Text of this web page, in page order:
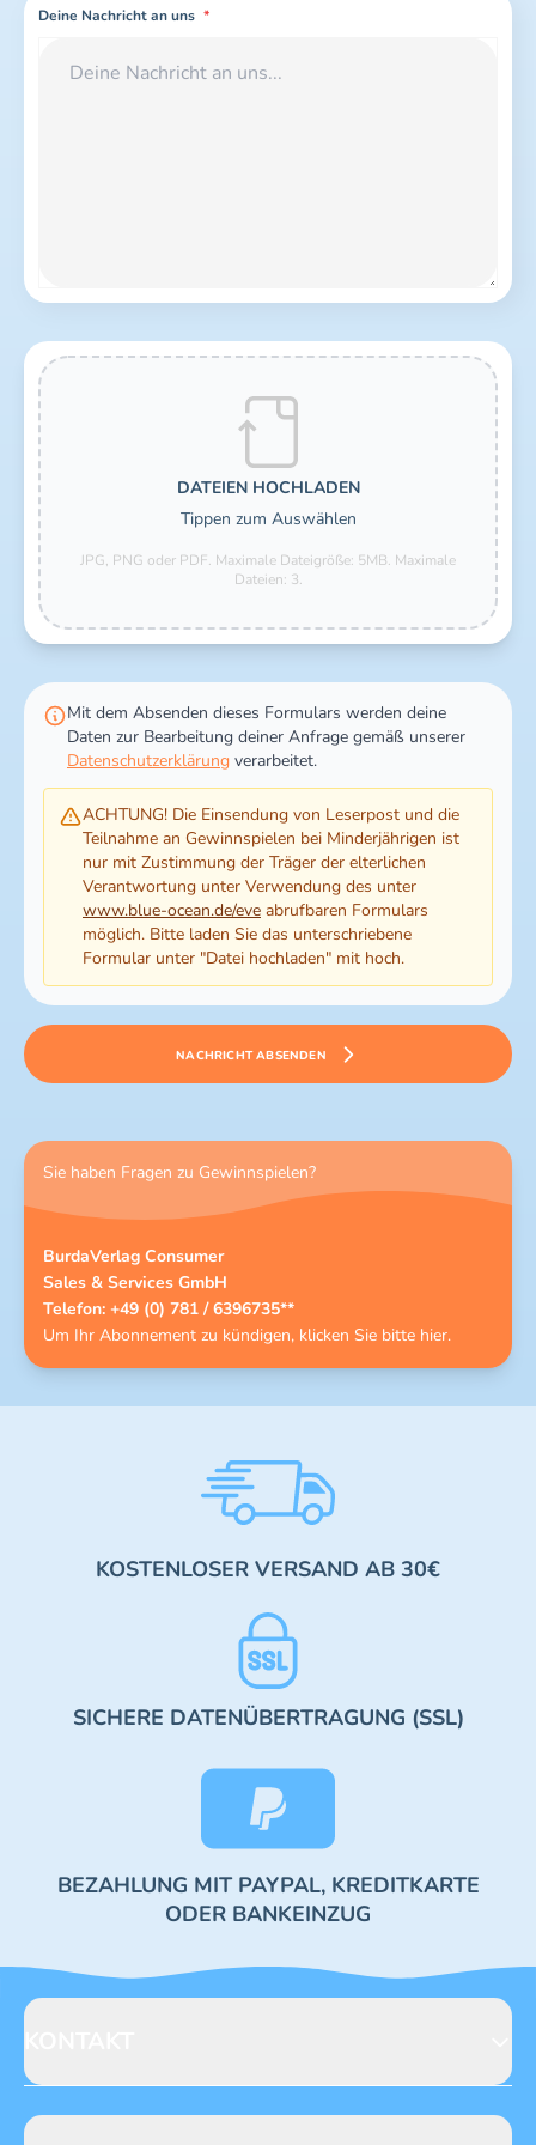
Deine Nachricht an uns *
Dateien hochladen*
DATEIEN HOCHLADEN
Tippen zum Auswählen
JPG, PNG oder PDF. Maximale Dateigröße: 5MB. Maximale
Dateien: 3.
Mit dem Absenden dieses Formulars werden deine
Daten zur Bearbeitung deiner Anfrage gemäß unserer
Datenschutzerklärung verarbeitet.
ACHTUNG! Die Einsendung von Leserpost und die
Teilnahme an Gewinnspielen bei Minderjährigen ist
nur mit Zustimmung der Träger der elterlichen
Verantwortung unter Verwendung des unter
www.blue-ocean.de/eve abrufbaren Formulars
möglich. Bitte laden Sie das unterschriebene
Formular unter "Datei hochladen" mit hoch.
NACHRICHT ABSENDEN
Sie haben Fragen zu Gewinnspielen?
BurdaVerlag Consumer
Sales & Services GmbH
Telefon: +49 (0) 781 / 6396735**
Um Ihr Abonnement zu kündigen, klicken Sie bitte hier.
KOSTENLOSER VERSAND AB 30€
SICHERE DATENÜBERTRAGUNG (SSL)
BEZAHLUNG MIT PAYPAL, KREDITKARTE
ODER BANKEINZUG
Seidenstraße 19